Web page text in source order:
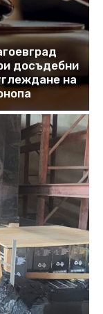
досъдебни
на